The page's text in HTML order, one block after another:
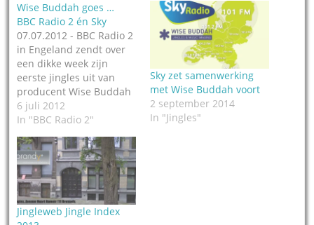
Wise Buddah goes …
BBC Radio 2 én Sky
07.07.2012 - BBC Radio 2
in Engeland zendt over
een dikke week zijn
eerste jingles uit van
producent Wise Buddah
in London. De jingles zijn
vanaf maandag 16 juli
06.31 uur on air,
bevestigt ons Wise
Buddah. Het
jinglebedrijf deed al
vingeroefeningen op
projectbasis voor de BBC
Radio 2, maar…
6 juli 2012
In "BBC Radio 2"
Sky zet samenwerking
met Wise Buddah voort
2 september 2014
In "Jingles"
Jingleweb Jingle Index